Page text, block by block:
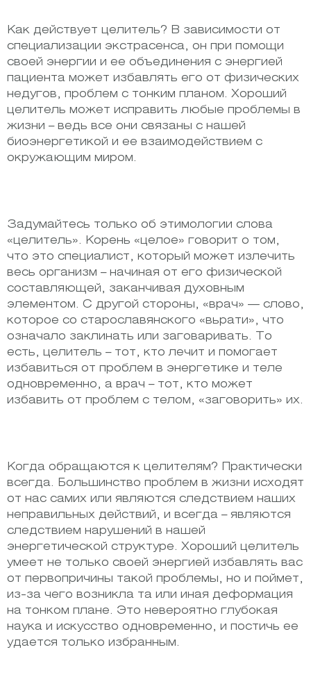
Как действует целитель? В зависимости от
специализации экстрасенса, он при помощи
своей энергии и ее объединения с энергией
пациента может избавлять его от физических
недугов, проблем с тонким планом. Хороший
целитель может исправить любые проблемы в
жизни – ведь все они связаны с нашей
биоэнергетикой и ее взаимодействием с
окружающим миром.
Задумайтесь только об этимологии слова
«целитель». Корень «целое» говорит о том,
что это специалист, который может излечить
весь организм – начиная от его физической
составляющей, заканчивая духовным
элементом. С другой стороны, «врач» — слово,
которое со старославянского «вьрати», что
означало заклинать или заговаривать. То
есть, целитель – тот, кто лечит и помогает
избавиться от проблем в энергетике и теле
одновременно, а врач – тот, кто может
избавить от проблем с телом, «заговорить» их.
Когда обращаются к целителям? Практически
всегда. Большинство проблем в жизни исходят
от нас самих или являются следствием наших
неправильных действий, и всегда – являются
следствием нарушений в нашей
энергетической структуре. Хороший целитель
умеет не только своей энергией избавлять вас
от первопричины такой проблемы, но и поймет,
из-за чего возникла та или иная деформация
на тонком плане. Это невероятно глубокая
наука и искусство одновременно, и постичь ее
удается только избранным.